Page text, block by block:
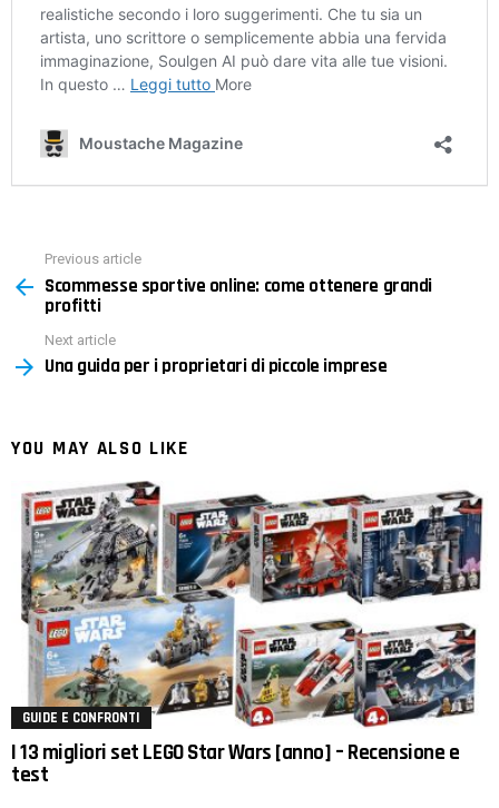
more
Previous article
Scommesse sportive online: come ottenere grandi
profitti
Next article
Una guida per i proprietari di piccole imprese
YOU MAY ALSO LIKE
GUIDE E CONFRONTI
I 13 migliori set LEGO Star Wars [anno] – Recensione e
test